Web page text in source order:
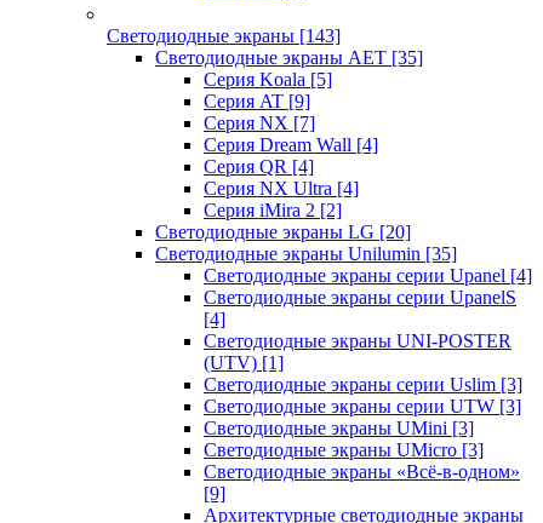
Светодиодные экраны [143]
Светодиодные экраны AET [35]
Cерия Koala [5]
Серия AT [9]
Серия NX [7]
Серия Dream Wall [4]
Серия QR [4]
Серия NX Ultra [4]
Серия iMira 2 [2]
Светодиодные экраны LG [20]
Светодиодные экраны Unilumin [35]
Светодиодные экраны серии Upanel [4]
Светодиодные экраны серии UpanelS
[4]
Светодиодные экраны UNI-POSTER
(UTV) [1]
Светодиодные экраны серии Uslim [3]
Светодиодные экраны серии UTW [3]
Светодиодные экраны UMini [3]
Светодиодные экраны UMicro [3]
Светодиодные экраны «Всё-в-одном»
[9]
Архитектурные светодиодные экраны